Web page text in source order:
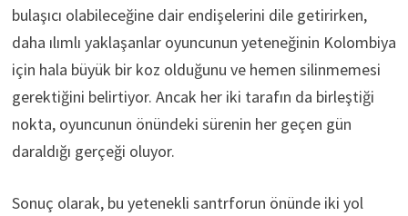
bulaşıcı olabileceğine dair endişelerini dile getirirken,
daha ılımlı yaklaşanlar oyuncunun yeteneğinin Kolombiya
için hala büyük bir koz olduğunu ve hemen silinmemesi
gerektiğini belirtiyor. Ancak her iki tarafın da birleştiği
nokta, oyuncunun önündeki sürenin her geçen gün
daraldığı gerçeği oluyor.
Sonuç olarak, bu yetenekli santrforun önünde iki yol